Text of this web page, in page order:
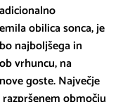
obilica sonca, je
najboljšega in
vrhuncu, na
goste. Največje